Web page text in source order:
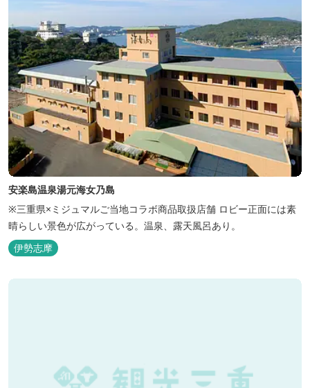
安楽島温泉湯元海女乃島
※三重県×ミジュマルご当地コラボ商品取扱店舗 ロビー正面には素
晴らしい景色が広がっている。温泉、露天風呂あり。
伊勢志摩